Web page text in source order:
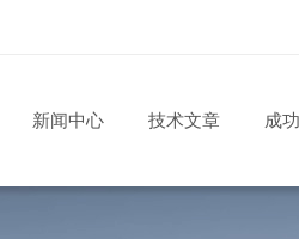
新闻中心 技术文章 成